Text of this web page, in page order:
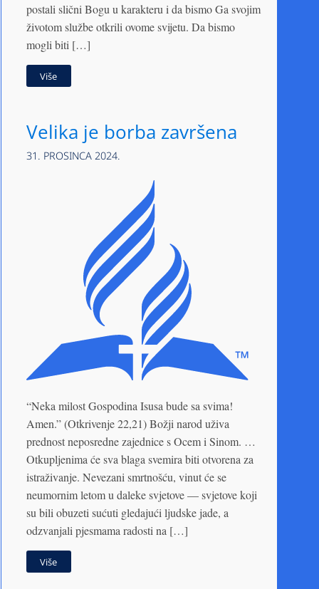
postali slični Bogu u karakteru i da bismo Ga svojim
životom službe otkrili ovome svijetu. Da bismo
mogli biti […]
Više
Velika je borba završena
31. PROSINCA 2024.
“Neka milost Gospodina Isusa bude sa svima!
Amen.” (Otkrivenje 22,21) Božji narod uživa
prednost neposredne zajednice s Ocem i Sinom. …
Otkupljenima će sva blaga svemira biti otvorena za
istraživanje. Nevezani smrtnošću, vinut će se
neumornim letom u daleke svjetove — svjetove koji
su bili obuzeti sućuti gledajući ljudske jade, a
odzvanjali pjesmama radosti na […]
Više